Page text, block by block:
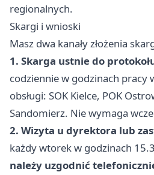
regionalnych.
Skargi i wnioski
Masz dwa kanały złożenia
1. Skarga ustnie do
codziennie w godzinach pracy
obsługi: SOK Kielce, POK
Sandomierz. Nie wymaga
2. Wizyta u dyrektora lub
każdy wtorek w godzinach
należy uzgodnić